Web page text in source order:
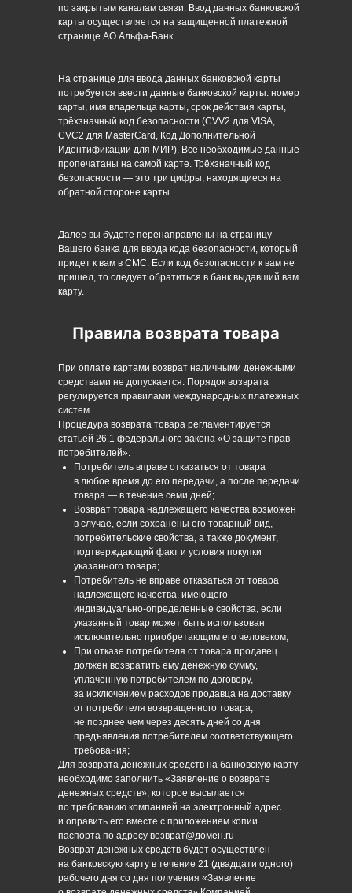
Правила возврата товара
При оплате картами возврат наличными денежными
средствами не допускается. Порядок возврата
регулируется правилами международных платежных
систем.
Процедура возврата товара регламентируется
статьей 26.1 федерального закона «О защите прав
потребителей».
Потребитель вправе отказаться от товара
в любое время до его передачи, а после передачи
товара — в течение семи дней;
Возврат товара надлежащего качества возможен
в случае, если сохранены его товарный вид,
потребительские свойства, а также документ,
подтверждающий факт и условия покупки
указанного товара;
Потребитель не вправе отказаться от товара
надлежащего качества, имеющего
индивидуально-определенные свойства, если
указанный товар может быть использован
исключительно приобретающим его человеком;
При отказе потребителя от товара продавец
должен возвратить ему денежную сумму,
уплаченную потребителем по договору,
за исключением расходов продавца на доставку
от потребителя возвращенного товара,
не позднее чем через десять дней со дня
предъявления потребителем соответствующего
требования;
Для возврата денежных средств на банковскую карту
необходимо заполнить «Заявление о возврате
денежных средств», которое высылается
по требованию компанией на электронный адрес
и оправить его вместе с приложением копии
паспорта по адресу возврат@домен.ru
Возврат денежных средств будет осуществлен
на банковскую карту в течение 21 (двадцати одного)
рабочего дня со дня получения «Заявление
по закрытым каналам связи. Ввод данных банковской
карты осуществляется на защищенной платежной
странице АО Альфа⁠-⁠Банк.
На странице для ввода данных банковской карты
потребуется ввести данные банковской карты: номер
карты, имя владельца карты, срок действия карты,
трёхзначный код безопасности (CVV2 для VISA,
CVC2 для MasterCard, Код Дополнительной
Идентификации для МИР). Все необходимые данные
пропечатаны на самой карте. Трёхзначный код
безопасности — это три цифры, находящиеся на
обратной стороне карты.
Далее вы будете перенаправлены на страницу
Вашего банка для ввода кода безопасности, который
придет к вам в СМС. Если код безопасности к вам не
пришел, то следует обратиться в банк выдавший вам
карту.